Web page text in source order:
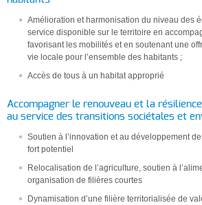
Amélioration et harmonisation du niveau des
service disponible sur le territoire en
favorisant les mobilités et en soutenant une
vie locale pour l’ensemble des habitants ;
Accès de tous à un habitat approprié
Accompagner le renouveau et la
au service des transitions sociétales et
Soutien à l’innovation et au développement
fort potentiel
Relocalisation de l’agriculture, soutien à
organisation de filières courtes
Dynamisation d’une filière territorialisée de